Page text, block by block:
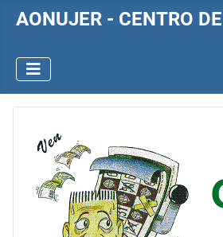
AONUJER - CENTRO